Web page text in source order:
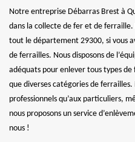
Notre entreprise Débarras Brest à
dans la collecte de fer et de
tout le département 29300, si vous
de ferrailles. Nous disposons de
adéquats pour enlever tous types
que diverses catégories de
professionnels qu’aux particuliers,
nous proposons un service
nous !